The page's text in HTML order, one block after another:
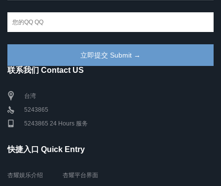
联系我们 Contact US
台湾
5243865
5243865 24 Hours 服务
快捷入口 Quick Entry
杏耀娱乐介绍
杏耀平台界面